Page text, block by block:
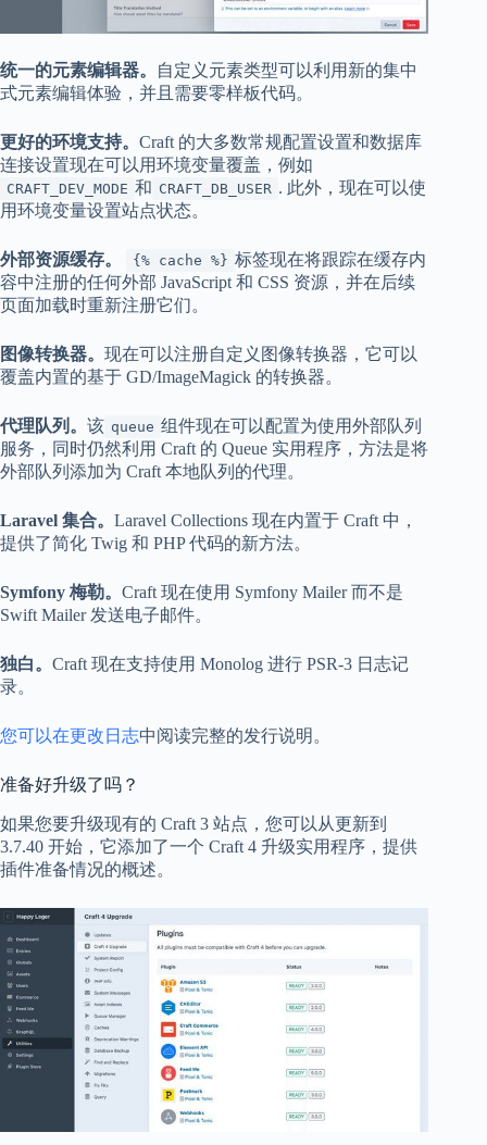
统一的元素编辑器。
自定义元素类型可以利用新的集中
式元素编辑体验，并且需要零样板代码。
更好的环境支持。 Craft 的大多数常规配置设置和数据库
连接设置现在可以用环境变量覆盖，例如
CRAFT_DEV_MODE 和 CRAFT_DB_USER . 此外，现在可以使
用环境变量设置站点状态。
外部资源缓存。 {% cache %} 标签现在将跟踪在缓存内
容中注册的任何外部 JavaScript 和 CSS 资源，并在后续
页面加载时重新注册它们。
图像转换器。 现在可以注册自定义图像转换器，它可以
覆盖内置的基于 GD/ImageMagick 的转换器。
代理队列。 该 queue 组件现在可以配置为使用外部队列
服务，同时仍然利用 Craft 的 Queue 实用程序，方法是将
外部队列添加为 Craft 本地队列的代理。
Laravel 集合。 Laravel Collections 现在内置于 Craft 中，
提供了简化 Twig 和 PHP 代码的新方法。
Symfony 梅勒。 Craft 现在使用 Symfony Mailer 而不是
Swift Mailer 发送电子邮件。
独白。 Craft 现在支持使用 Monolog 进行 PSR-3 日志记
录。
您可以在更改日志中阅读完整的发行说明。
准备好升级了吗？
如果您要升级现有的 Craft 3 站点，您可以从更新到
3.7.40 开始，它添加了一个 Craft 4 升级实用程序，提供
插件准备情况的概述。